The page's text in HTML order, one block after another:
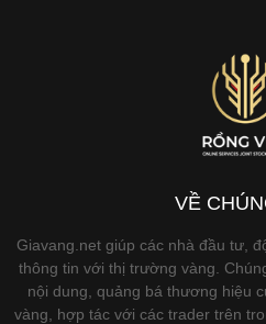
VỀ
Giavang.net giúp các nhà đầu tư,
thông tin với thị trường vàng.
nội dung, quảng bá thương hiệu
vàng, hợp tác với các trader trên